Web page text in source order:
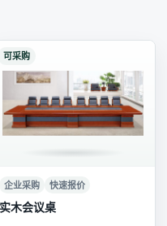
可采购
企业采购 快速报价
实木会议桌